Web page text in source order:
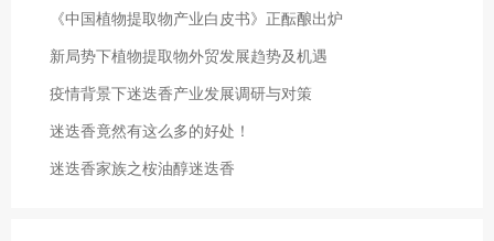
《中国植物提取物产业白皮书》正酝酿出炉
新局势下植物提取物外贸发展趋势及机遇
疫情背景下迷迭香产业发展调研与对策
迷迭香竟然有这么多的好处！
迷迭香家族之桉油醇迷迭香